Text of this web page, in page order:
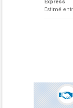
Express
Estimé